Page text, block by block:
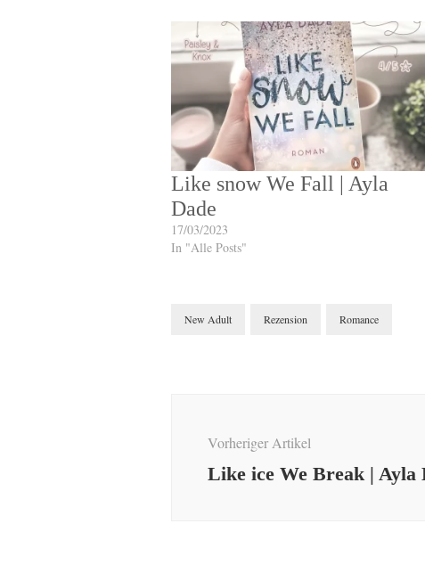
Like snow We Fall | Ayla
Dade
17/03/2023
In "Alle Posts"
New Adult Rezension Romance
Vorheriger Artikel
Like ice We Break | Ayla